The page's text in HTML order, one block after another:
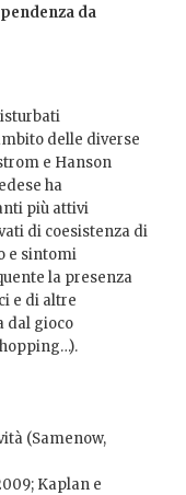
da
delle diverse
e Hanson
ha
più attivi
di coesistenza di
e sintomi
la presenza
e di altre
dal gioco
(Samenow,
Kaplan e